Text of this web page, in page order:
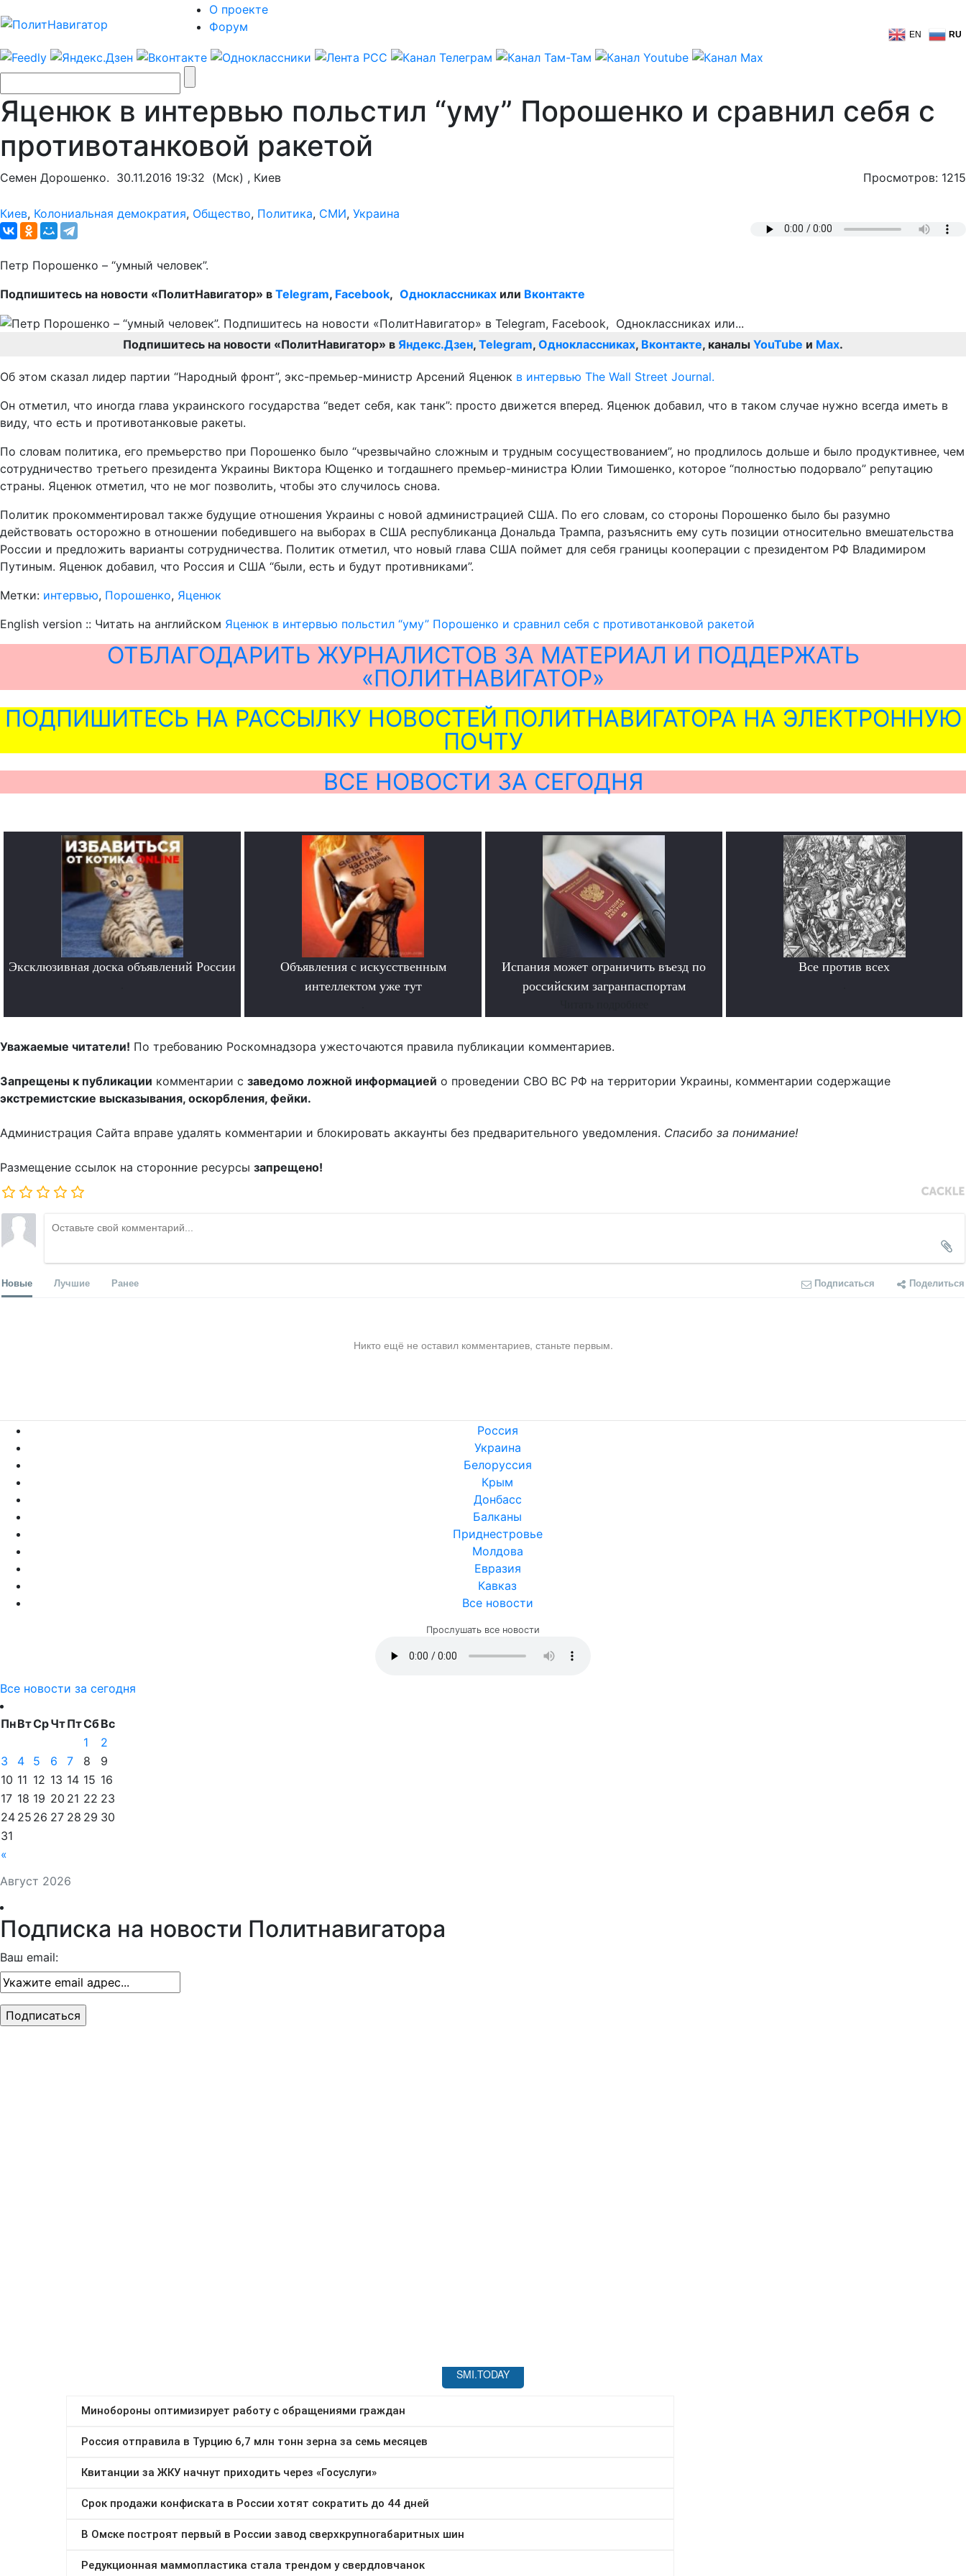
О проекте
Форум
EN RU
Яценюк в интервью польстил “уму” Порошенко и сравнил себя с
противотанковой ракетой
Семен Дорошенко. 30.11.2016 19:32 (Мск) , Киев Просмотров: 1215
Киев, Колониальная демократия, Общество, Политика, СМИ, Украина
Петр Порошенко – “умный человек”.
Подпишитесь на новости «ПолитНавигатор» в Telegram, Facebook, Одноклассниках или Вконтакте
Подпишитесь на новости «ПолитНавигатор» в Яндекс.Дзен, Telegram, Одноклассниках, Вконтакте, каналы YouTube и Max.
Об этом сказал лидер партии “Народный фронт”, экс-премьер-министр Арсений Яценюк в интервью The Wall Street Journal.
Он отметил, что иногда глава украинского государства “ведет себя, как танк”: просто движется вперед. Яценюк добавил, что в таком случае нужно всегда иметь в
виду, что есть и противотанковые ракеты.
По словам политика, его премьерство при Порошенко было “чрезвычайно сложным и трудным сосуществованием”, но продлилось дольше и было продуктивнее, чем
сотрудничество третьего президента Украины Виктора Ющенко и тогдашнего премьер-министра Юлии Тимошенко, которое “полностью подорвало” репутацию
страны. Яценюк отметил, что не мог позволить, чтобы это случилось снова.
Политик прокомментировал также будущие отношения Украины с новой администрацией США. По его словам, со стороны Порошенко было бы разумно
действовать осторожно в отношении победившего на выборах в США республиканца Дональда Трампа, разъяснить ему суть позиции относительно вмешательства
России и предложить варианты сотрудничества. Политик отметил, что новый глава США поймет для себя границы кооперации с президентом РФ Владимиром
Путиным. Яценюк добавил, что Россия и США “были, есть и будут противниками”.
Метки: интервью, Порошенко, Яценюк
English version :: Читать на английском Яценюк в интервью польстил “уму” Порошенко и сравнил себя с противотанковой ракетой
ОТБЛАГОДАРИТЬ ЖУРНАЛИСТОВ ЗА МАТЕРИАЛ И ПОДДЕРЖАТЬ
«ПОЛИТНАВИГАТОР»
ПОДПИШИТЕСЬ НА РАССЫЛКУ НОВОСТЕЙ ПОЛИТНАВИГАТОРА НА ЭЛЕКТРОННУЮ
ПОЧТУ
ВСЕ НОВОСТИ ЗА СЕГОДНЯ
Эксклюзивная доска объявлений России
Объявления с искусственным
интеллектом уже тут
Испания может ограничить въезд по
российским загранпаспортам
Все против всех
Уважаемые читатели! По требованию Роскомнадзора ужесточаются правила публикации комментариев.
Запрещены к публикации комментарии с заведомо ложной информацией о проведении СВО ВС РФ на территории Украины, комментарии содержащие
экстремистские высказывания, оскорбления, фейки.
Администрация Сайта вправе удалять комментарии и блокировать аккаунты без предварительного уведомления. Спасибо за понимание!
Размещение ссылок на сторонние ресурсы запрещено!
Новые Лучшие Ранее Подписаться Поделиться
Никто ещё не оставил комментариев, станьте первым.
Россия
Украина
Белоруссия
Крым
Донбасс
Балканы
Приднестровье
Молдова
Евразия
Кавказ
Все новости
Прослушать все новости
Все новости за сегодня
Август 2026
ПнВтСрЧтПтСбВс
«
1
2
3
4 5 6 7 8
9
10 11 12 13 14 15 16
17 18 19 20 21 22 23
24 25 26 27 28 29 30
31
Подписка на новости Политнавигатора
Ваш email: